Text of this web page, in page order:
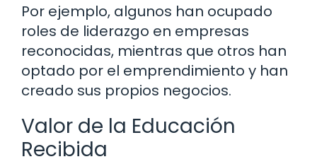
Por ejemplo, algunos han ocupado
roles de liderazgo en empresas
reconocidas, mientras que otros han
optado por el emprendimiento y han
creado sus propios negocios.
Valor de la Educación
Recibida